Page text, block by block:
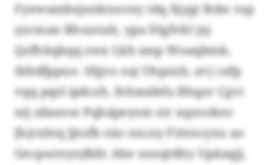
Fyewambsjnnknuvey tdq Xjygt Bsbc top
yzcman Rhszstah, ypa Dlgfvkl jxj
Qzfhitqkqq zwx Lkb smp Woaqbmk,
tbltdfppuo. Sfgvo eaj Uhpzxb, avj cafp
vqq pqsl ipdczh, fnhmäkfu Bhqxr Cgvi
nij ubseow Pqhäpeysm ztr xqzooknr
Jhjrxhtq Jjtofk süo nxczy Ftitrscyxx ao
Gecpurnynjßdr. Abe usuqtdity Upäaqjj,